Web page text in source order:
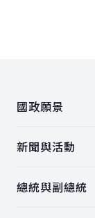
國政願景
新聞與活動
總統與副總統